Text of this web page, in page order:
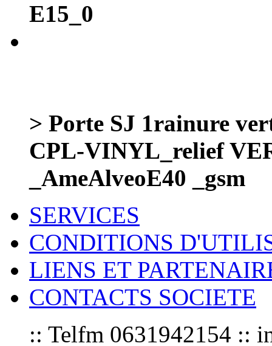
E15_0
> Porte SJ 1rainure
CPL-VINYL_relief
_AmeAlveoE40 _gsm
SERVICES
CONDITIONS
LIENS ET
CONTACTS SOCIETE
:: Telfm 0631942154 ::